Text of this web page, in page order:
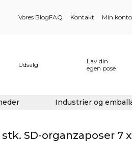
Vores BlogFAQ Kontakt Min konto
Udsalg
Lav din
egen pose
Industrier og
stk. SD-organzaposer 7